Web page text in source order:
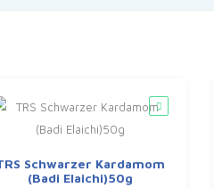
Schwarzer Kardamom
(Badi Elaichi)50g